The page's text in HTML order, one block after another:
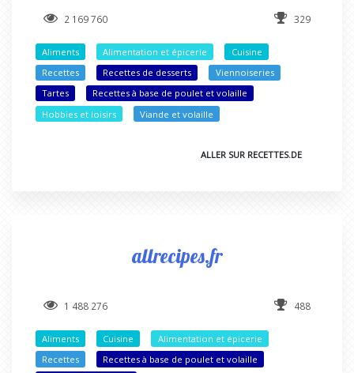
2 169 760 329
Aliments Alimentation et épicerie
Cuisine
Recettes
Recettes de desserts
Viennoiseries
Tartes
Recettes à base de poulet et volaille
Hobbies et loisirs
Viande et volaille
ALLER SUR RECETTES.DE
allrecipes.fr
1 488 276 488
Aliments Cuisine
Alimentation et épicerie
Recettes
Recettes à base de poulet et volaille